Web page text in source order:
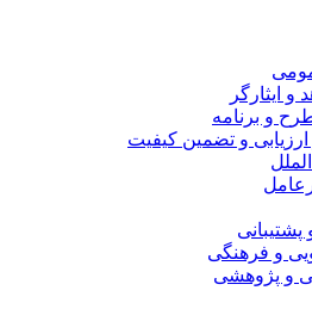
و ایثارگر
و برنامه
و تضمین کیفیت
و فرهنگی
و پژوهشی